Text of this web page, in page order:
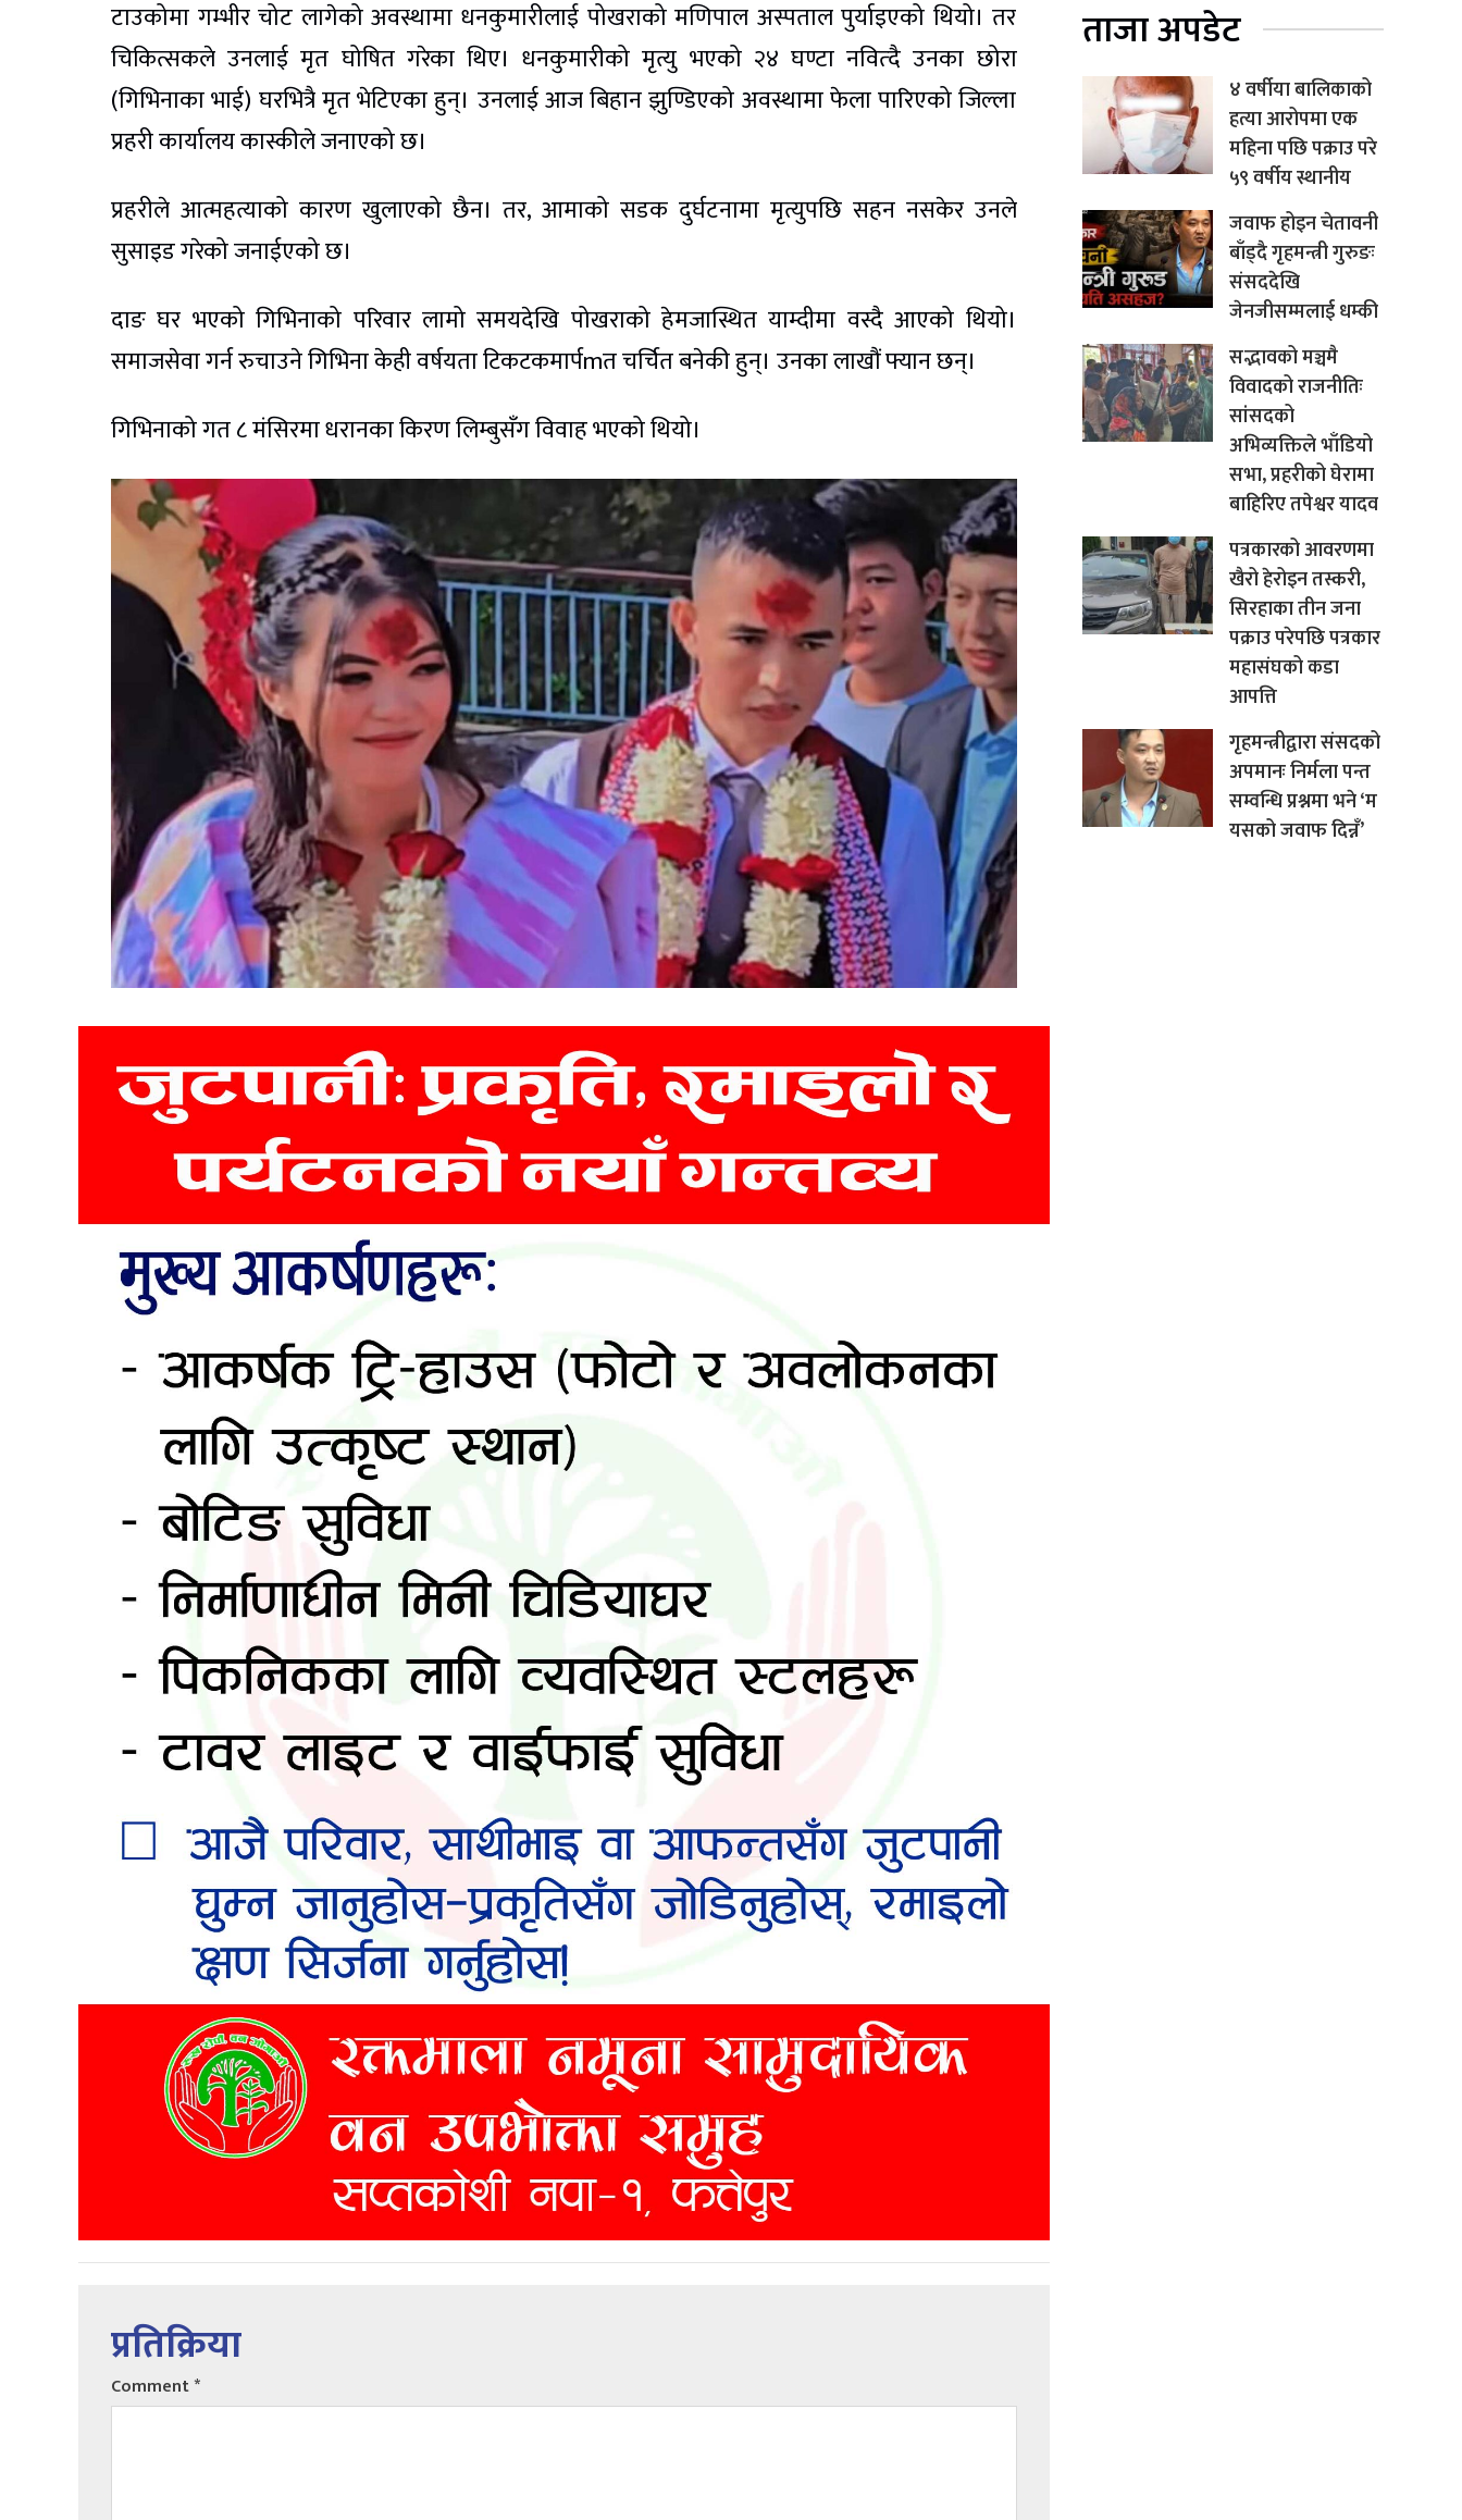
टाउकोमा गम्भीर चोट लागेको अवस्थामा धनकुमारीलाई पोखराको मणिपाल अस्पताल पुर्याइएको थियो। तर
चिकित्सकले उनलाई मृत घोषित गरेका थिए। धनकुमारीको मृत्यु भएको २४ घण्टा नवित्दै उनका छोरा
(गिभिनाका भाई) घरभित्रै मृत भेटिएका हुन्। उनलाई आज बिहान झुण्डिएको अवस्थामा फेला पारिएको जिल्ला
प्रहरी कार्यालय कास्कीले जनाएको छ।
प्रहरीले आत्महत्याको कारण खुलाएको छैन। तर, आमाको सडक दुर्घटनामा मृत्युपछि सहन नसकेर उनले
सुसाइड गरेको जनाईएको छ।
दाङ घर भएको गिभिनाको परिवार लामो समयदेखि पोखराको हेमजास्थित याम्दीमा वस्दै आएको थियो।
समाजसेवा गर्न रुचाउने गिभिना केही वर्षयता टिकटकमार्पmत चर्चित बनेकी हुन्। उनका लाखौं फ्यान छन्।
गिभिनाको गत ८ मंसिरमा धरानका किरण लिम्बुसँग विवाह भएको थियो।
प्रतिक्रिया
Comment*
ताजा अपडेट
४ वर्षीया बालिकाको
हत्या आरोपमा एक
महिना पछि पक्राउ परे
५९ वर्षीय स्थानीय
जवाफ होइन चेतावनी
बाँड्दै गृहमन्त्री गुरुङः
संसददेखि
जेनजीसम्मलाई धम्की
सद्भावको मञ्चमै
विवादको राजनीतिः
सांसदको
अभिव्यक्तिले भाँडियो
सभा, प्रहरीको घेरामा
बाहिरिए तपेश्वर यादव
पत्रकारको आवरणमा
खैरो हेरोइन तस्करी,
सिरहाका तीन जना
पक्राउ परेपछि पत्रकार
महासंघको कडा
आपत्ति
गृहमन्त्रीद्वारा संसदको
अपमानः निर्मला पन्त
सम्वन्धि प्रश्नमा भने ‘म
यसको जवाफ दिन्नँ’